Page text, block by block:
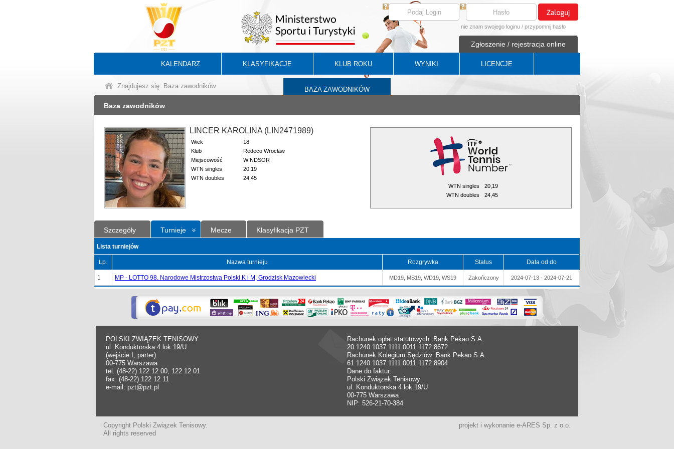
nie znam swojego loginu / przypomnij hasło
Zgłoszenie / rejestracja online
KALENDARZ KLASYFIKACJE KLUB ROKU WYNIKI LICENCJE
BAZA ZAWODNIKÓW
Znajdujesz się: Baza zawodników
Baza zawodników
LINCER KAROLINA (LIN2471989)
Wiek
18
Klub
Redeco Wrocław
Miejscowość
WINDSOR
WTN singles
20,19
WTN doubles
24,45
WTN singles
20,19
WTN doubles
24,45
Szczegóły Turnieje Mecze Klasyfikacja PZT
Lista turniejów
Lp. Nazwa turnieju Rozgrywka Status Data od do
1 MP - LOTTO 98. Narodowe Mistrzostwa Polski K i M, Grodzisk Mazowiecki MD19, MS19, WD19, WS19 Zakończony 2024-07-13 - 2024-07-21
POLSKI ZWIĄZEK TENISOWY
ul. Konduktorska 4 lok.19/U
(wejście I, parter).
00-775 Warszawa
tel. (48-22) 122 12 00, 122 12 01
fax. (48-22) 122 12 11
e-mail: pzt@pzt.pl
Rachunek opłat statutowych: Bank Pekao S.A.
20 1240 1037 1111 0011 1172 8672
Rachunek Kolegium Sędziów: Bank Pekao S.A.
61 1240 1037 1111 0011 1172 8904
Dane do faktur:
Polski Związek Tenisowy
ul. Konduktorska 4 lok.19/U
00-775 Warszawa
NIP: 526-21-70-384
Copyright Polski Związek Tenisowy.
All rights reserved
projekt i wykonanie e-ARES Sp. z o.o.